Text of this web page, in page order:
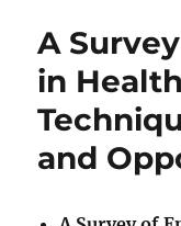
GUI
with
に
A
in
and